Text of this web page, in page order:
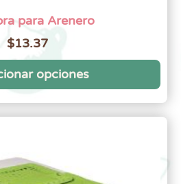
para Arenero
$13.37
opciones